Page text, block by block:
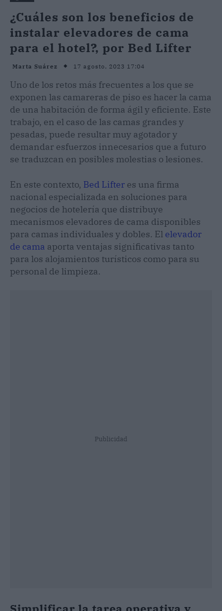
¿Cuáles son los beneficios de
instalar elevadores de cama
para el hotel?, por Bed Lifter
Marta Suárez 17 agosto, 2023 17:04
Uno de los retos más frecuentes a los que se
exponen las camareras de piso es hacer la cama
de una habitación de forma ágil y eficiente. Este
trabajo, en el caso de las camas grandes y
pesadas, puede resultar muy agotador y
demandar esfuerzos innecesarios que a futuro
se traduzcan en posibles molestias o lesiones.
En este contexto, Bed Lifter es una firma
nacional especializada en soluciones para
negocios de hotelería que distribuye
mecanismos elevadores de cama disponibles
para camas individuales y dobles. El elevador
de cama aporta ventajas significativas tanto
para los alojamientos turísticos como para su
personal de limpieza.
Publicidad